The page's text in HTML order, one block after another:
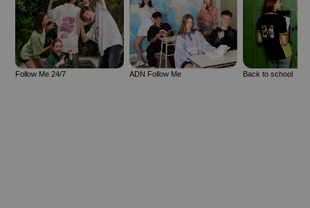
Follow Me 24/7 ADN Follow Me Back to school